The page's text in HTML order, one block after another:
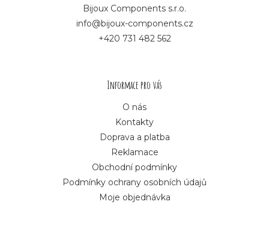
Bijoux Components s.r.o.
info@bijoux-components.cz
+420 731 482 562
Informace pro vás
O nás
Kontakty
Doprava a platba
Reklamace
Obchodní podmínky
Podmínky ochrany osobních údajů
Moje objednávka